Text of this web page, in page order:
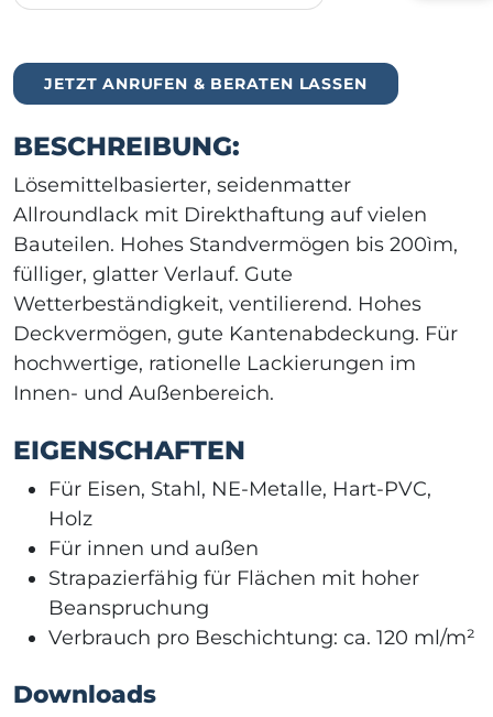
JETZT ANRUFEN & BERATEN LASSEN
BESCHREIBUNG:
Lösemittelbasierter, seidenmatter
Allroundlack mit Direkthaftung auf vielen
Bauteilen. Hohes Standvermögen bis 200ìm,
fülliger, glatter Verlauf. Gute
Wetterbeständigkeit, ventilierend. Hohes
Deckvermögen, gute Kantenabdeckung. Für
hochwertige, rationelle Lackierungen im
Innen- und Außenbereich.
EIGENSCHAFTEN
Für Eisen, Stahl, NE-Metalle, Hart-PVC,
Holz
Für innen und außen
Strapazierfähig für Flächen mit hoher
Beanspruchung
Verbrauch pro Beschichtung: ca. 120 ml/m²
Downloads